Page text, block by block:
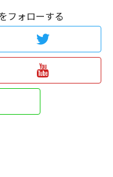
フォローする